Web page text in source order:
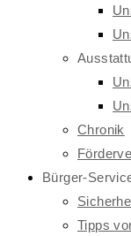
Chronik
Bürger-
Tipps